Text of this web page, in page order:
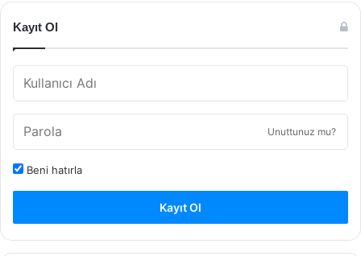
Kayıt Ol
Unuttunuz mu?
Beni hatırla
Kayıt Ol